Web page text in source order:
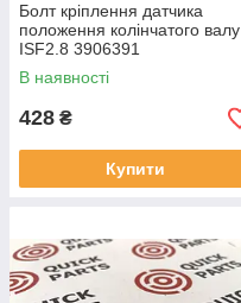
Болт кріплення датчика
положення колінчатого валу
ISF2.8 3906391
В наявності
428 ₴
Купити